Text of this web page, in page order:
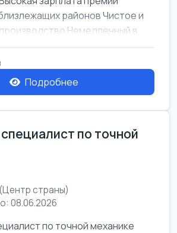
районов Чистое и
Немедленный в...
Подробнее
по точной
страны)
08.06.2026
по точной механике